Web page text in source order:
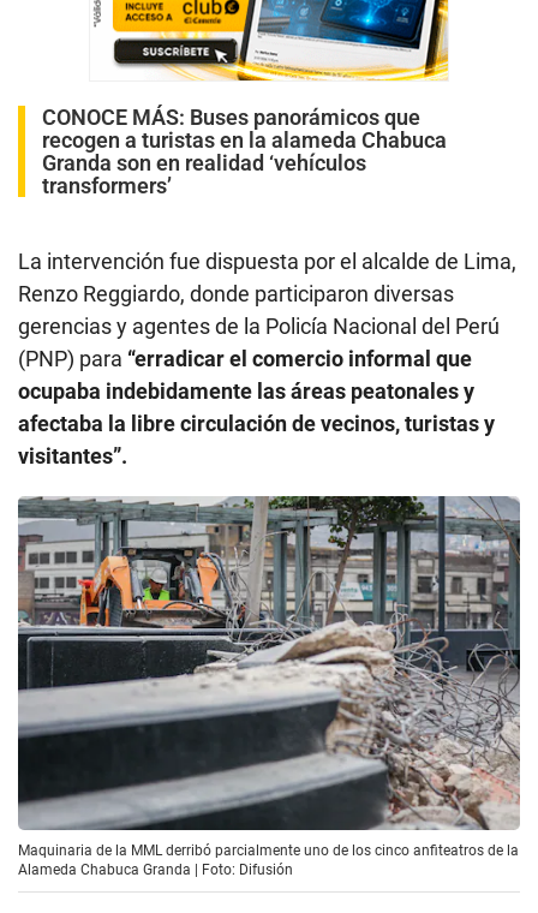
CONOCE MÁS: Buses panorámicos que
recogen a turistas en la alameda Chabuca
Granda son en realidad ‘vehículos
transformers’
La intervención fue dispuesta por el alcalde de Lima,
Renzo Reggiardo, donde participaron diversas
gerencias y agentes de la Policía Nacional del Perú
(PNP) para “erradicar el comercio informal que
ocupaba indebidamente las áreas peatonales y
afectaba la libre circulación de vecinos, turistas y
visitantes”.
Maquinaria de la MML derribó parcialmente uno de los cinco anfiteatros de la
Alameda Chabuca Granda | Foto: Difusión